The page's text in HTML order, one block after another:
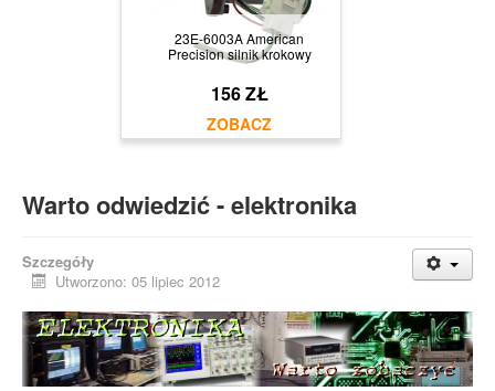
23E-6003A American
Precision silnik krokowy
156 ZŁ
Warto odwiedzić - elektronika
Szczegóły
Utworzono: 05 lipiec 2012